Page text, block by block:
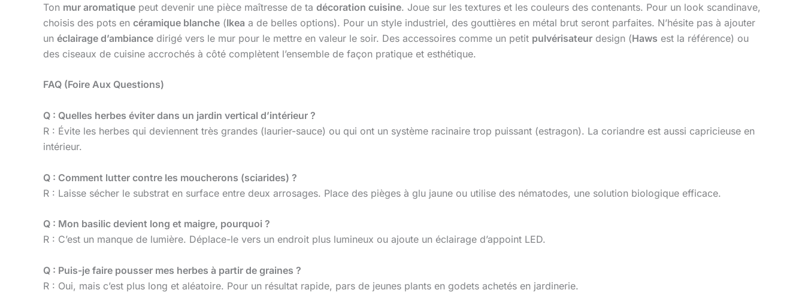
Ton mur aromatique peut devenir une pièce maîtresse de ta décoration cuisine. Joue sur les textures et les couleurs des contenants. Pour un look scandinave,
choisis des pots en céramique blanche (Ikea a de belles options). Pour un style industriel, des gouttières en métal brut seront parfaites. N’hésite pas à ajouter
un éclairage d’ambiance dirigé vers le mur pour le mettre en valeur le soir. Des accessoires comme un petit pulvérisateur design (Haws est la référence) ou
des ciseaux de cuisine accrochés à côté complètent l’ensemble de façon pratique et esthétique.
FAQ (Foire Aux Questions)
Q : Quelles herbes éviter dans un jardin vertical d’intérieur ?
R : Évite les herbes qui deviennent très grandes (laurier-sauce) ou qui ont un système racinaire trop puissant (estragon). La coriandre est aussi capricieuse en
intérieur.
Q : Comment lutter contre les moucherons (sciarides) ?
R : Laisse sécher le substrat en surface entre deux arrosages. Place des pièges à glu jaune ou utilise des nématodes, une solution biologique efficace.
Q : Mon basilic devient long et maigre, pourquoi ?
R : C’est un manque de lumière. Déplace-le vers un endroit plus lumineux ou ajoute un éclairage d’appoint LED.
Q : Puis-je faire pousser mes herbes à partir de graines ?
R : Oui, mais c’est plus long et aléatoire. Pour un résultat rapide, pars de jeunes plants en godets achetés en jardinerie.